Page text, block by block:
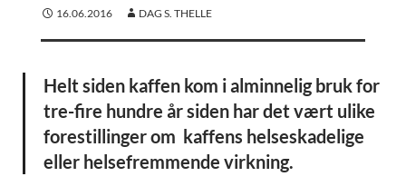
16.06.2016 DAG S. THELLE
Helt siden kaffen kom i alminnelig bruk for
tre-fire hundre år siden har det vært ulike
forestillinger om kaffens helseskadelige
eller helsefremmende virkning.